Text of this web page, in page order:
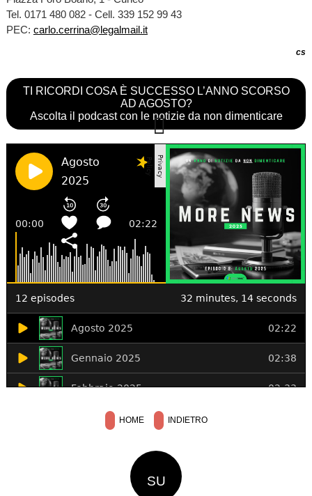
Tel. 0171 480 082 - Cell. 339 152 99 43
PEC: carlo.cerrina@legalmail.it
cs
TI RICORDI COSA È SUCCESSO L’ANNO SCORSO
AD AGOSTO?
Ascolta il podcast con le notizie da non dimenticare
HOME INDIETRO
SU